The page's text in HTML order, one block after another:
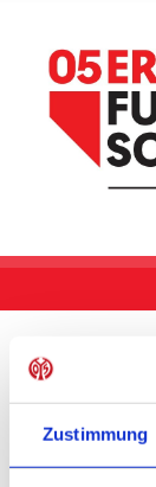
Zustimmung
Suche und